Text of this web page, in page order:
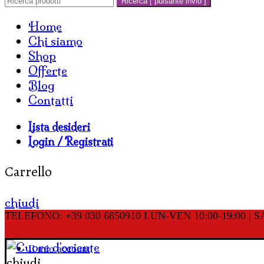
Home
Chi siamo
Shop
Offerte
Blog
Contatti
Lista desideri
Login / Registrati
Carrello
chiudi
TELEFONO: +39 030 6850910 LUN-VEN 10:00-19:00 |
Il mio account